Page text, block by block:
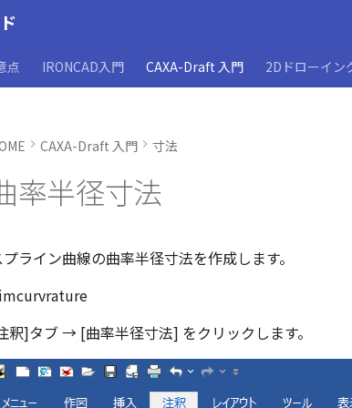
点 IRONCAD入門 CAXA-Draft 入門 2Dドローイン
CAXA-Draft 入門 寸法
率半径寸法
プライン曲線の曲率半径寸法を作成します。
釈]タブ → [曲率半径寸法] をクリックします。